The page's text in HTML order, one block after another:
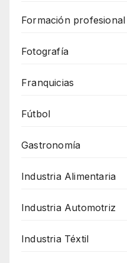
Formación profesional
Fotografía
Franquicias
Fútbol
Gastronomía
Industria Alimentaria
Industria Automotriz
Industria Téxtil